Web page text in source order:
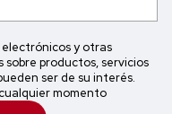
y otras
sobre productos, servicios
ser de su interés.
momento